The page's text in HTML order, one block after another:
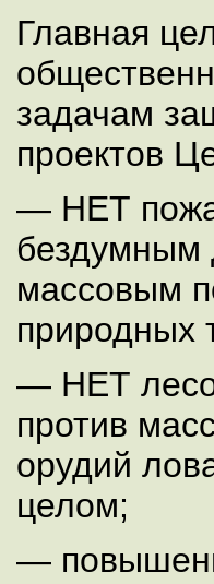
Главная
задачам
проектов
— НЕТ
бездумным
массовым
природных
— НЕТ
против
орудий
целом;
—